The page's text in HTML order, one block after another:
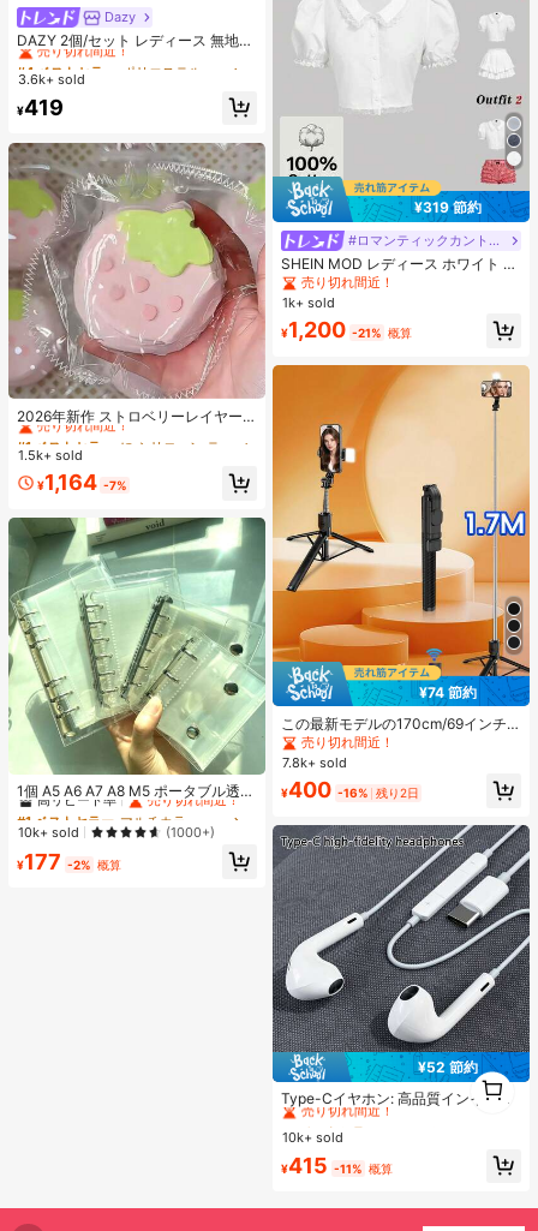
Dazy
DAZY 2個/セット レディース 無地
光沢 シアサッカー リボン ヘアクリ
ップ、エレガントなファッション ク
ます(ヘアクロー 13cm-15cm)
#4 ベストセラー
売り切れ間近！
#4 ベストセラー
売り切れ間近！
#4 ベストセラー
売り切れ間近！
#4 ベストセラー
3.6k+ sold
¥419
2026年新作 ストロベリーレイヤー
ケーキ シリコンスクイーズトイ 1
個、厚手&ソフト、学生、誕生日、
サプライズ、ホリデー、カップル、
クリスマス、ゲーマー、ストレス解
消に最適なギフト
#1 ベストセラー
売り切れ間近！
#1 ベストセラー
売り切れ間近！
#1 ベストセラー
売り切れ間近！
#1 ベストセラー
に シリコーン ティーンエイジャー向けのノベルティ＆ギャグおもちゃ
売り切れ間近！
1.5k+ sold
¥1,164 -7%
1個 A5 A6 A7 A8 M5 ポータブル透明
ルーズリーフバインダー、透明ステ
ッカーブック、シールブック、ステ
ッカーブック、写真収納バッグ、フ
ォトアルバム、貯金プランブック、
プランナー、ノート、オフィス文房
#1 ベストセラー
マルチカラー バインダー
高リピート率
売り切れ間近！
#1 ベストセラー
マルチカラー バインダー
高リピート率
売り切れ間近！
#1 ベストセラー
マルチカラー バインダー
高リピート率
売り切れ間近！
#1 ベストセラー
高リピート率
売り切れ間近！
10k+ sold (1000+)
¥177 -2% 概算
¥319 節約
#ロマンティックカントリー
SHEIN MOD レディース ホワイト 夏
用 かわいい エレガント ティーパー
ティー レース パフスリーブ シング
ルブレスト ブラウス、ヴィンテージ
コートスタイル クロップトップ、ピ
ーターパンカラー Y2K
売り切れ間近！
1k+ sold
¥1,200 -21% 概算
¥74 節約
この最新モデルの170cm/69インチ
のBluetoothリモコン式セルフィース
ティック、スマホホルダー、LEDラ
イト付きは合金素材で作られていま
す。ビデオ撮影、ライフレコーディ
ング、旅行に適しています。伸縮、
360度回転、スタビライザー、折り
たたみ式の携帯用三脚式セルフィー
スティックです。バレンタインデー
のカップル撮影に最適なツールで
す。
売り切れ間近！
7.8k+ sold
¥400 -16% 残り2日
¥52 節約
Type-Cイヤホン: 高品質インイヤー
ヘッドホン、3ボタンインラインコ
ントロール内蔵、音楽再生、通話応
ーズ、Plus、Pro、Pro Maxモデル対
#1 ベストセラー
に エレクトロニクス
売り切れ間近！
#1 ベストセラー
売り切れ間近！
#1 ベストセラー
売り切れ間近！
#1 ベストセラー
売り切れ間近！
10k+ sold
¥415 -11% 概算
1